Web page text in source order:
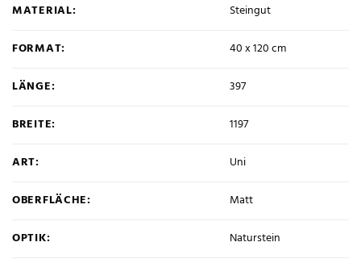
MATERIAL: Steingut
FORMAT: 40 x 120 cm
LÄNGE: 397
BREITE: 1197
ART: Uni
OBERFLÄCHE: Matt
OPTIK: Naturstein